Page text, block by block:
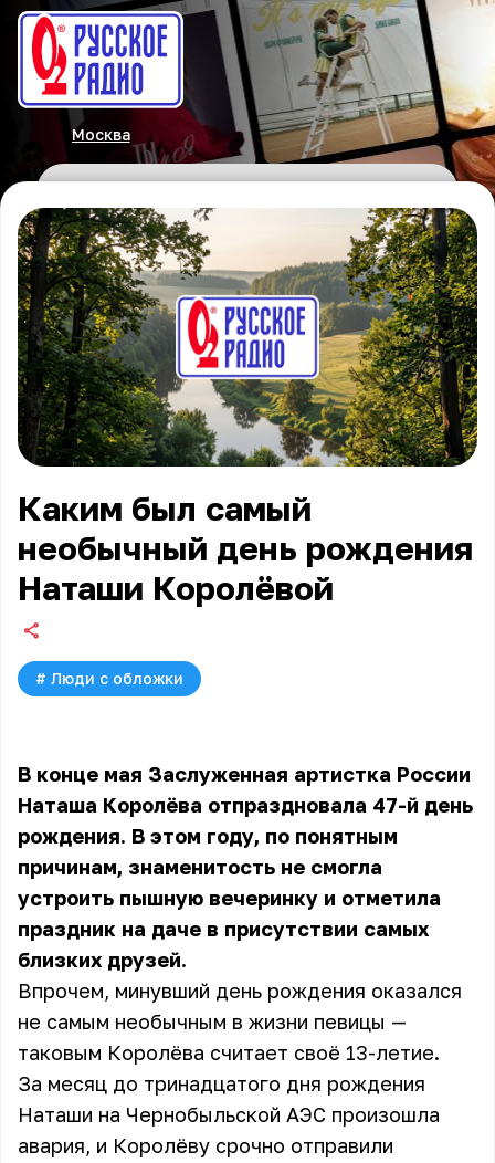
Москва
Каким был самый
необычный день рождения
Наташи Королёвой
# Люди с обложки
В конце мая Заслуженная артистка России
Наташа Королёва отпраздновала 47-й день
рождения. В этом году, по понятным
причинам, знаменитость не смогла
устроить пышную вечеринку и отметила
праздник на даче в присутствии самых
близких друзей.
Впрочем, минувший день рождения оказался
не самым необычным в жизни певицы —
таковым Королёва считает своё 13-летие.
За месяц до тринадцатого дня рождения
Наташи на Чернобыльской АЭС произошла
авария, и Королёву срочно отправили